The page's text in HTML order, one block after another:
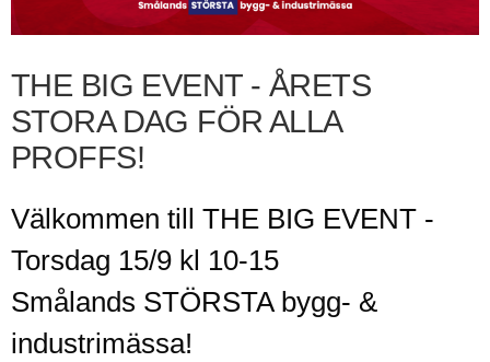
THE BIG EVENT - ÅRETS
STORA DAG FÖR ALLA
PROFFS!
Välkommen till THE BIG EVENT -
Torsdag 15/9 kl 10-15
Smålands STÖRSTA bygg- &
industrimässa!